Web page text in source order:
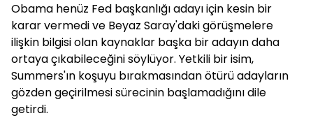
Obama henüz Fed başkanlığı adayı için kesin bir
karar vermedi ve Beyaz Saray'daki görüşmelere
ilişkin bilgisi olan kaynaklar başka bir adayın daha
ortaya çıkabileceğini söylüyor. Yetkili bir isim,
Summers'ın koşuyu bırakmasından ötürü adayların
gözden geçirilmesi sürecinin başlamadığını dile
getirdi.